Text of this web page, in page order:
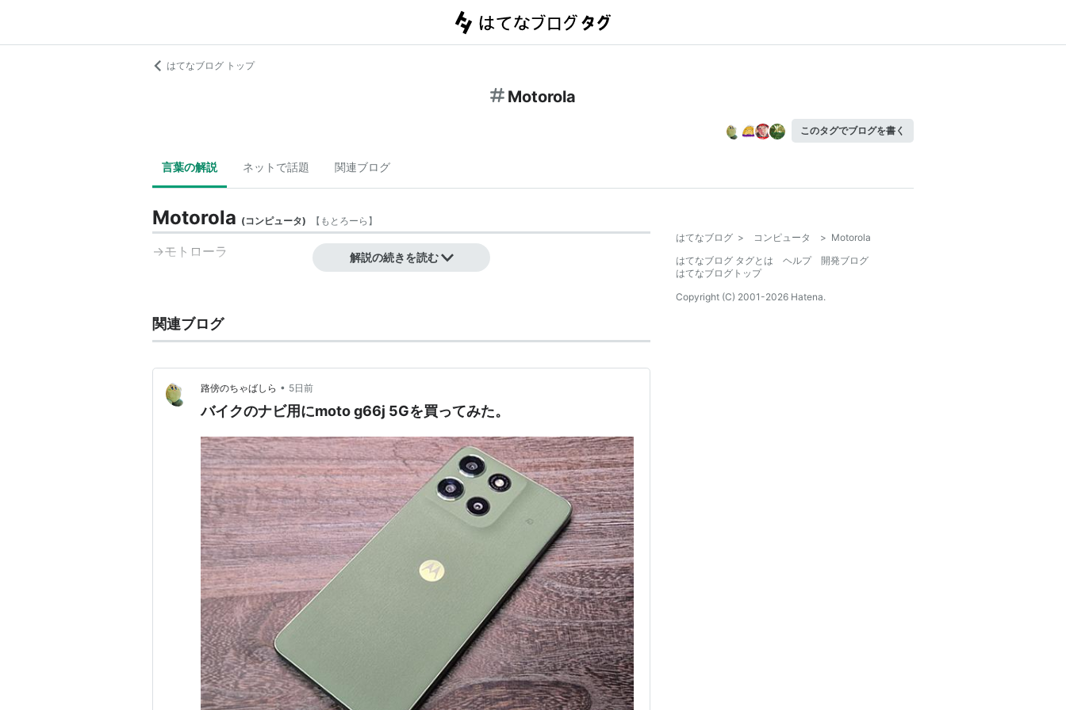
はてなブログ トップ
Motorola
このタグでブログを書く
言葉の解説 ネットで話題 関連ブログ
Motorola (コンピュータ) 【 もとろーら 】
→モトローラ 解説の続きを読む
関連ブログ
路傍のちゃばしら • 5日前
バイクのナビ用にmoto g66j 5Gを買ってみた。
はてなブログ > コンピュータ > Motorola
はてなブログ タグとは
ヘルプ
開発ブログ
はてなブログトップ
Copyright (C) 2001-2026 Hatena.